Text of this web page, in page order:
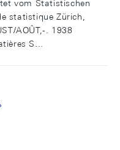
vom Statistischen
statistique Zürich,
AOÛT,-. 1938
S...
Seite Seite